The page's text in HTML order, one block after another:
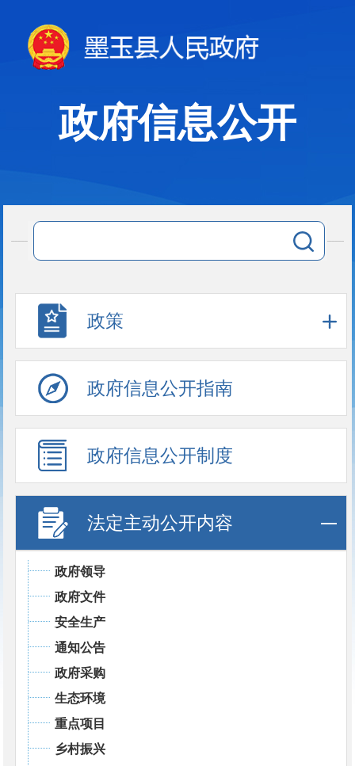
政府信息公开
政策
政府信息公开指南
政府信息公开制度
法定主动公开内容
政府领导
政府文件
安全生产
通知公告
政府采购
生态环境
重点项目
乡村振兴